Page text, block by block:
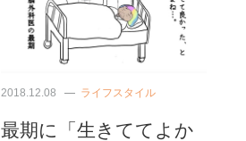
2018.12.08 ライフスタイル
最期に「生きててよか